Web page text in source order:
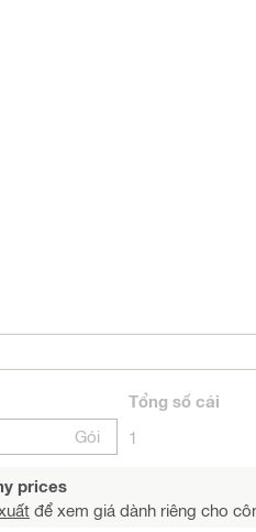
Gói
Tổng số cái
1
prices
để xem giá dành riêng cho